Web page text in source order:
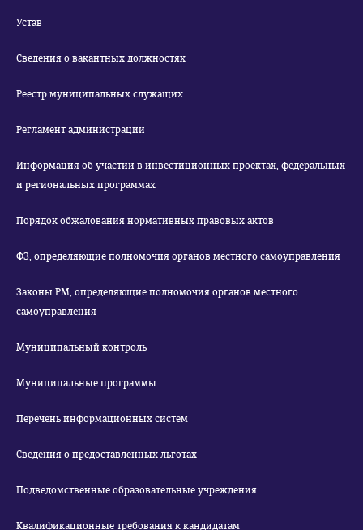
Устав
Сведения о вакантных должностях
Реестр муниципальных служащих
Регламент администрации
Информация об участии в инвестиционных проектах, федеральных
и региональных программах
Порядок обжалования нормативных правовых актов
ФЗ, определяющие полномочия органов местного самоуправления
Законы РМ, определяющие полномочия органов местного
самоуправления
Муниципальный контроль
Муниципальные программы
Перечень информационных систем
Сведения о предоставленных льготах
Подведомственные образовательные учреждения
Квалификационные требования к кандидатам